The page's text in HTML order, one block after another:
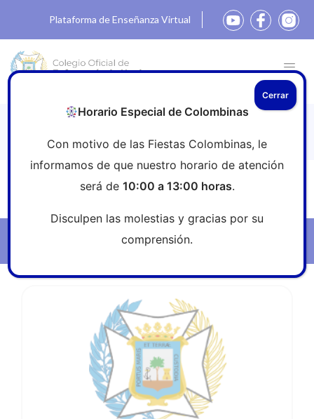
Plataforma de Enseñanza Virtual
Profesión»Ofertas de Empleo
Horario Especial de Colombinas
Con motivo de las Fiestas Colombinas, le
informamos de que nuestro horario de atención
será de 10:00 a 13:00 horas.
Disculpen las molestias y gracias por su
comprensión.
Cerrar